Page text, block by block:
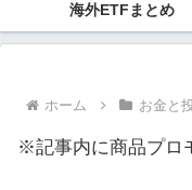
海外ETFまとめ
ホーム お金と
※記事内に商品プロ